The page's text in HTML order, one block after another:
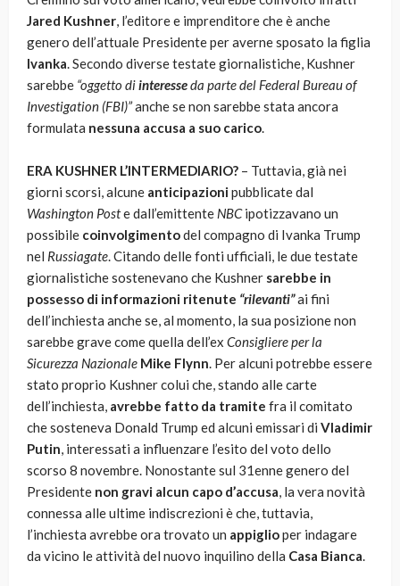
Jared Kushner, l’editore e imprenditore che è anche
genero dell’attuale Presidente per averne sposato la figlia
Ivanka. Secondo diverse testate giornalistiche, Kushner
sarebbe “oggetto diinteresseda parte del Federal Bureau of
Investigation (FBI)”anche se non sarebbe stata ancora
formulata nessuna accusa a suo carico.
ERA KUSHNER L’INTERMEDIARIO? – Tuttavia, già nei
giorni scorsi, alcune anticipazionipubblicate dal
Washington Poste dall’emittente NBCipotizzavano un
possibile coinvolgimentodel compagno di Ivanka Trump
nel Russiagate. Citando delle fonti ufficiali, le due testate
giornalistiche sostenevano che Kushner sarebbe in
possesso di informazioni ritenute “rilevanti”ai fini
dell’inchiesta anche se, al momento, la sua posizione non
sarebbe grave come quella dell’ex Consigliere per la
Sicurezza Nazionale Mike Flynn. Per alcuni potrebbe essere
stato proprio Kushner colui che, stando alle carte
dell’inchiesta, avrebbe fatto da tramite fra il comitato
che sosteneva Donald Trump ed alcuni emissari di Vladimir
Putin, interessati a influenzare l’esito del voto dello
scorso 8 novembre. Nonostante sul 31enne genero del
Presidente non gravi alcun capo d’accusa, la vera novità
connessa alle ultime indiscrezioni è che, tuttavia,
l’inchiesta avrebbe ora trovato un appiglioper indagare
da vicino le attività del nuovo inquilino della Casa Bianca.